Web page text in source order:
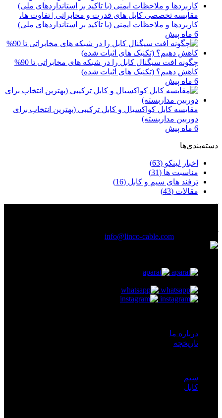
مقایسه تخصصی کابل‌ های قدرت و مخابراتی | تفاوت‌ ها،
کاربردها و ملاحظات ایمنی (با تاکید بر استانداردهای ملی)
6 ماه پیش
چگونه افت سیگنال کابل را در شبکه ‌های مخابراتی تا 90%
کاهش دهیم؟ (تکنیک‌ های اثبات شده)
6 ماه پیش
مقایسه کابل کواکسیال و کابل ترکیبی (بهترین انتخاب برای
دوربین مداربسته)
6 ماه پیش
دسته‌بندی‌ها
اخبار لینکو (63)
مناسبت ها (31)
ترفند های سیم و کابل (16)
مقالات (43)
info@linco-cable.com
درباره ما
تاریخچه
سیم
کابل